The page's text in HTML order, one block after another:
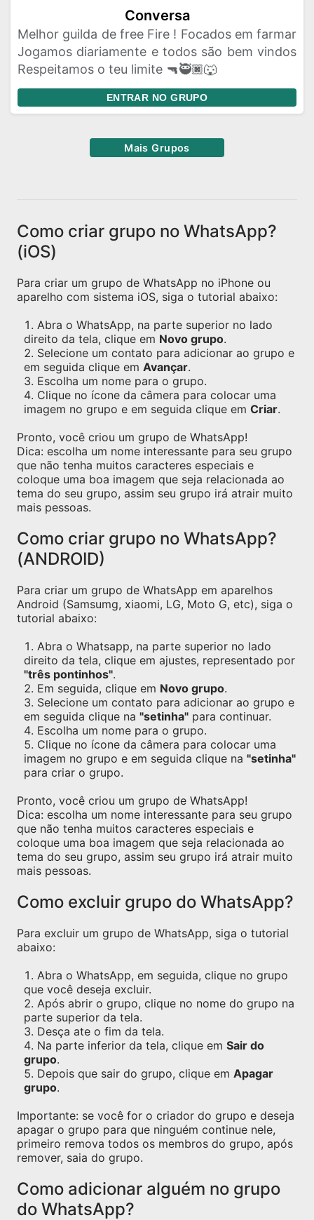
Conversa
Melhor guilda de free Fire ! Focados em farmar
Jogamos diariamente e todos são bem vindos
Respeitamos o teu limite 🔫🥷🏿🐺
ENTRAR NO GRUPO
Mais Grupos
Como criar grupo no WhatsApp?
(iOS)
Para criar um grupo de WhatsApp no iPhone ou
aparelho com sistema iOS, siga o tutorial abaixo:
Abra o WhatsApp, na parte superior no lado
direito da tela, clique em Novo grupo.
Selecione um contato para adicionar ao grupo e
em seguida clique em Avançar.
Escolha um nome para o grupo.
Clique no ícone da câmera para colocar uma
imagem no grupo e em seguida clique em Criar.
Pronto, você criou um grupo de WhatsApp!
Dica: escolha um nome interessante para seu grupo
que não tenha muitos caracteres especiais e
coloque uma boa imagem que seja relacionada ao
tema do seu grupo, assim seu grupo irá atrair muito
mais pessoas.
Como criar grupo no WhatsApp?
(ANDROID)
Para criar um grupo de WhatsApp em aparelhos
Android (Samsumg, xiaomi, LG, Moto G, etc), siga o
tutorial abaixo:
Abra o Whatsapp, na parte superior no lado
direito da tela, clique em ajustes, representado por
"três pontinhos".
Em seguida, clique em Novo grupo.
Selecione um contato para adicionar ao grupo e
em seguida clique na "setinha" para continuar.
Escolha um nome para o grupo.
Clique no ícone da câmera para colocar uma
imagem no grupo e em seguida clique na "setinha"
para criar o grupo.
Pronto, você criou um grupo de WhatsApp!
Dica: escolha um nome interessante para seu grupo
que não tenha muitos caracteres especiais e
coloque uma boa imagem que seja relacionada ao
tema do seu grupo, assim seu grupo irá atrair muito
mais pessoas.
Como excluir grupo do WhatsApp?
Para excluir um grupo de WhatsApp, siga o tutorial
abaixo:
Abra o WhatsApp, em seguida, clique no grupo
que você deseja excluir.
Após abrir o grupo, clique no nome do grupo na
parte superior da tela.
Desça ate o fim da tela.
Na parte inferior da tela, clique em Sair do
grupo.
Depois que sair do grupo, clique em Apagar
grupo.
Importante: se você for o criador do grupo e deseja
apagar o grupo para que ninguém continue nele,
primeiro remova todos os membros do grupo, após
remover, saia do grupo.
Como adicionar alguém no grupo
do WhatsApp?